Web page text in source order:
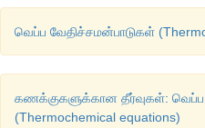
வெப்ப வேதிச்சமன்பாடுகள்
கணக்குகளுக்கான தீர்வுகள்: வெப்ப
(Thermochemical equations)